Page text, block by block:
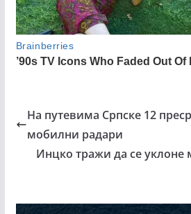
На путевима Српске 12
мобилни радари
Инцко тражи да се уклоне